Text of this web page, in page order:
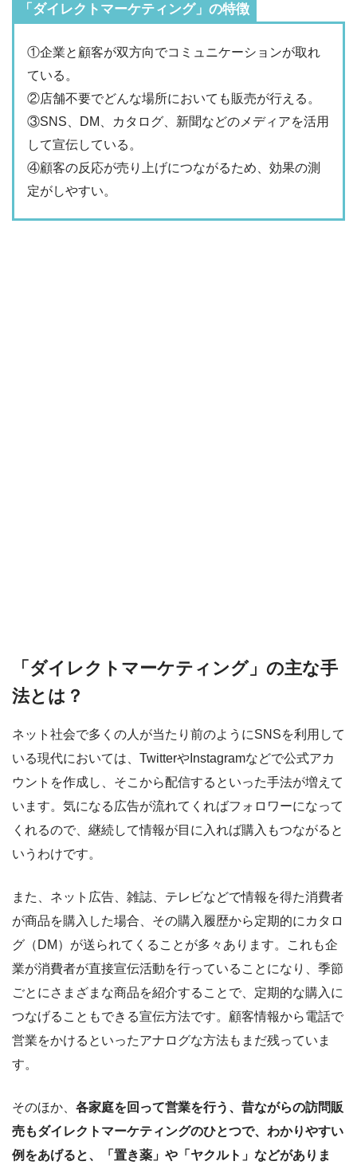
「ダイレクトマーケティング」の特徴
①企業と顧客が双方向でコミュニケーションが取れ
ている。
②店舗不要でどんな場所においても販売が行える。
③SNS、DM、カタログ、新聞などのメディアを活用
して宣伝している。
④顧客の反応が売り上げにつながるため、効果の測
定がしやすい。
「ダイレクトマーケティング」の主な手
法とは？
ネット社会で多くの人が当たり前のようにSNSを利用して
いる現代においては、TwitterやInstagramなどで公式アカ
ウントを作成し、そこから配信するといった手法が増えて
います。気になる広告が流れてくればフォロワーになって
くれるので、継続して情報が目に入れば購入もつながると
いうわけです。
また、ネット広告、雑誌、テレビなどで情報を得た消費者
が商品を購入した場合、その購入履歴から定期的にカタロ
グ（DM）が送られてくることが多々あります。これも企
業が消費者が直接宣伝活動を行っていることになり、季節
ごとにさまざまな商品を紹介することで、定期的な購入に
つなげることもできる宣伝方法です。顧客情報から電話で
営業をかけるといったアナログな方法もまだ残っていま
す。
そのほか、 各家庭を回って営業を行う、昔ながらの訪問販
売もダイレクトマーケティングのひとつで、わかりやすい
例をあげると、「置き薬」や「ヤクルト」などがありま